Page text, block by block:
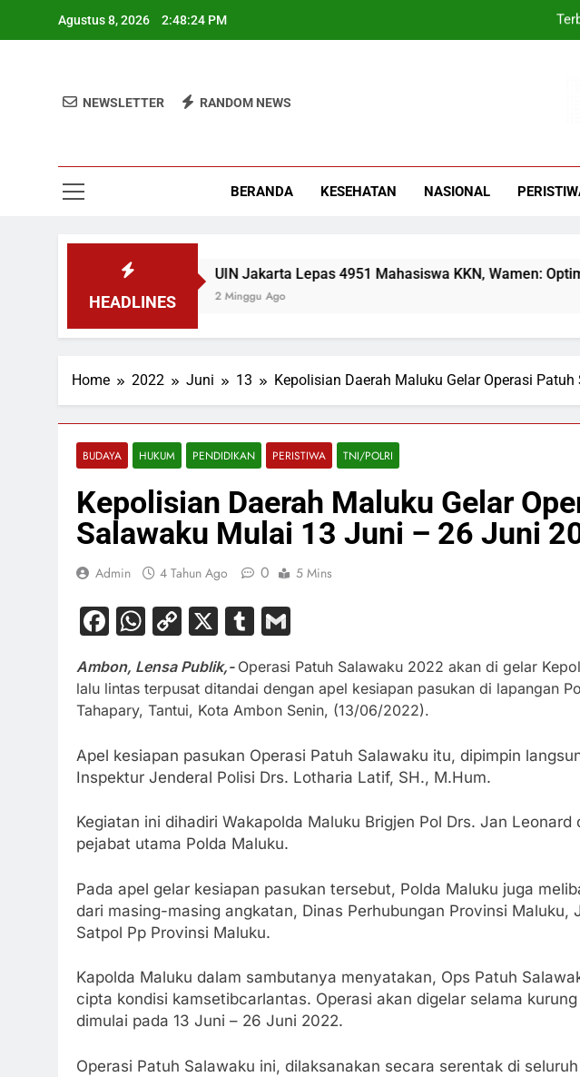
Agustus 8, 2026 2:48:25 PM
NEWSLETTER RANDOM NEWS
BERANDA KESEHATAN NASIONAL
HEADLINES
UIN Jakarta Lepas 4951 Mahasiswa KKN, Wamen: Optimis
2 Minggu Ago
Home 2022 Juni 13 Kepolisian Daerah Maluku Gelar Operasi
BUDAYA HUKUM PENDIDIKAN PERISTIWA TNI/POLRI
Kepolisian Daerah Maluku Gelar
Salawaku Mulai 13 Juni – 26 Juni
Admin 4 Tahun Ago 0 5 Mins
Facebook
WhatsApp
Copy
X Tumblr
Ambon, Lensa Publik,- Operasi Patuh Salawaku 2022 akan di gelar
lalu lintas terpusat ditandai dengan apel kesiapan pasukan di lapangan
Tahapary, Tantui, Kota Ambon Senin, (13/06/2022).
Apel kesiapan pasukan Operasi Patuh Salawaku itu, dipimpin
Inspektur Jenderal Polisi Drs. Lotharia Latif, SH., M.Hum.
Kegiatan ini dihadiri Wakapolda Maluku Brigjen Pol Drs. Jan
pejabat utama Polda Maluku.
Pada apel gelar kesiapan pasukan tersebut, Polda Maluku juga
dari masing-masing angkatan, Dinas Perhubungan Provinsi Maluku,
Satpol Pp Provinsi Maluku.
Kapolda Maluku dalam sambutanya menyatakan, Ops Patuh
cipta kondisi kamsetibcarlantas. Operasi akan digelar selama
dimulai pada 13 Juni – 26 Juni 2022.
Operasi Patuh Salawaku ini, dilaksanakan secara serentak di